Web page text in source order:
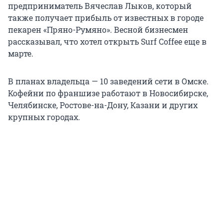
предприниматель Вячеслав Лыков, который
также получает прибыль от известных в городе
пекарен «Пряно-Румяно». Весной бизнесмен
рассказывал, что хотел открыть Surf Coffee еще в
марте.
В планах владельца — 10 заведений сети в Омске.
Кофейни по франшизе работают в Новосибирске,
Челябинске, Ростове-на-Дону, Казани и других
крупных городах.